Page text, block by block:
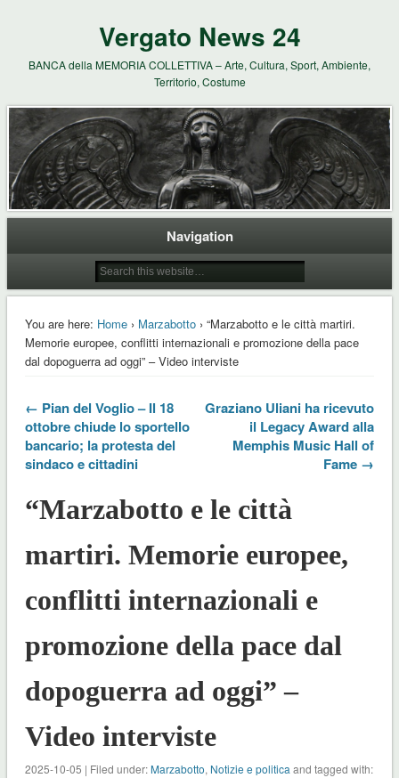
Vergato News 24
BANCA della MEMORIA COLLETTIVA – Arte, Cultura, Sport, Ambiente,
Territorio, Costume
Navigation
You are here: Home› Marzabotto› “Marzabotto e le città martiri.
Memorie europee, conflitti internazionali e promozione della pace
dal dopoguerra ad oggi” – Video interviste
← Pian del Voglio – Il 18
ottobre chiude lo sportello
bancario; la protesta del
sindaco e cittadini
Graziano Uliani ha ricevuto
il Legacy Award alla
Memphis Music Hall of
Fame →
“Marzabotto e le città
martiri. Memorie europee,
conflitti internazionali e
promozione della pace dal
dopoguerra ad oggi” –
Video interviste
2025-10-05 | Filed under:Marzabotto, Notizie e politica and tagged with: